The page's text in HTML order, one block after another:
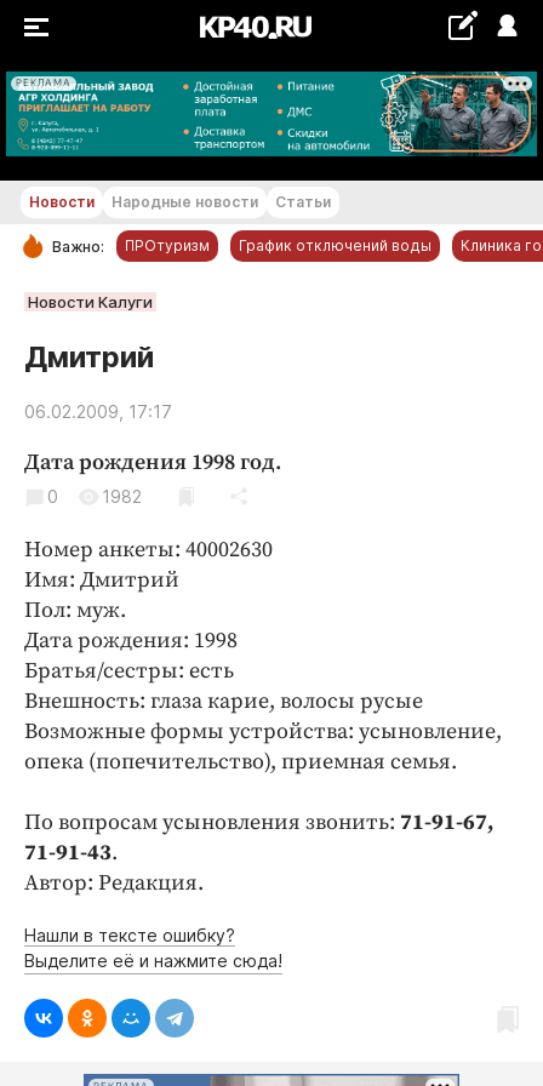
РЕКЛАМА
+24...+25 °С
РУБРИКИ
Обнинск
Новости компаний
Статьи
Народные новости
Авто и транспорт
Криминал
Культура
Недвижимость и ЖКХ
Образование
Общество
Погода
Праздники
Происшествия
Спорт
Экономика и бизнес
ПРОЕКТЫ
Издания
Новости Народные новости Статьи
Важно: ПРОтуризм График отключений воды Клиника
Новости Калуги
Дмитрий
06.02.2009, 17:17
Дата рождения 1998 год.
0 1982
Номер анкеты: 40002630
Имя: Дмитрий
Пол: муж.
Дата рождения: 1998
Братья/сестры: есть
Внешность: глаза карие, волосы русые
Возможные формы устройства: усыновление,
опека (попечительство), приемная семья.
По вопросам усыновления звонить: 71-91-67,
71-91-43.
Автор: Редакция.
Нашли в тексте ошибку?
Выделите её и нажмите сюда!